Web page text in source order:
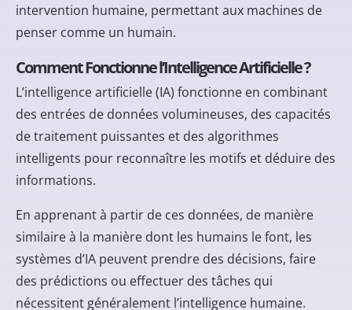
intervention humaine, permettant aux machines de
penser comme un humain.
Comment Fonctionne l’Intelligence Artificielle ?
L’intelligence artificielle (IA) fonctionne en combinant
des entrées de données volumineuses, des capacités
de traitement puissantes et des algorithmes
intelligents pour reconnaître les motifs et déduire des
informations.
En apprenant à partir de ces données, de manière
similaire à la manière dont les humains le font, les
systèmes d’IA peuvent prendre des décisions, faire
des prédictions ou effectuer des tâches qui
nécessitent généralement l’intelligence humaine.